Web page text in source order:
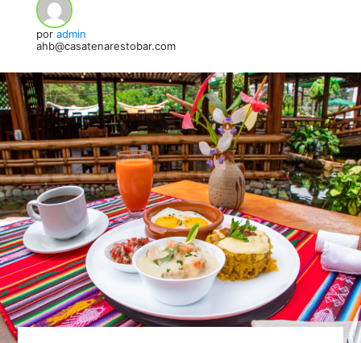
por admin
ahb@casatenarestobar.com